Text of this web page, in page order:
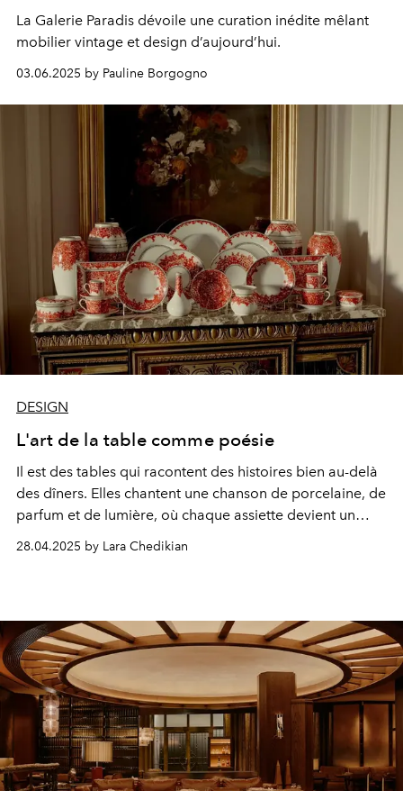
La Galerie Paradis dévoile une curation inédite mêlant
mobilier vintage et design d’aujourd’hui.
03.06.2025 by Pauline Borgogno
DESIGN
L'art de la table comme poésie
Il est des tables qui racontent des histoires bien au-delà
des dîners. Elles chantent une chanson de porcelaine, de
parfum et de lumière, où chaque assiette devient un
univers délicat et voluptueux, trois maisons s’unissent,
Athénée, Fragonard et Popolo.
28.04.2025 by Lara Chedikian